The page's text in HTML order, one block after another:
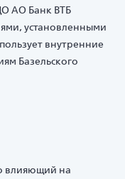
АО Банк ВТБ
установленными
внутренние
Базельского
влияющий на